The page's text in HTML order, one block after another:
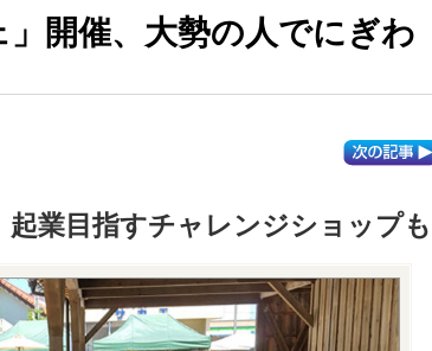
」開催、大勢の人でにぎわ
起業目指すチャレンジショップも